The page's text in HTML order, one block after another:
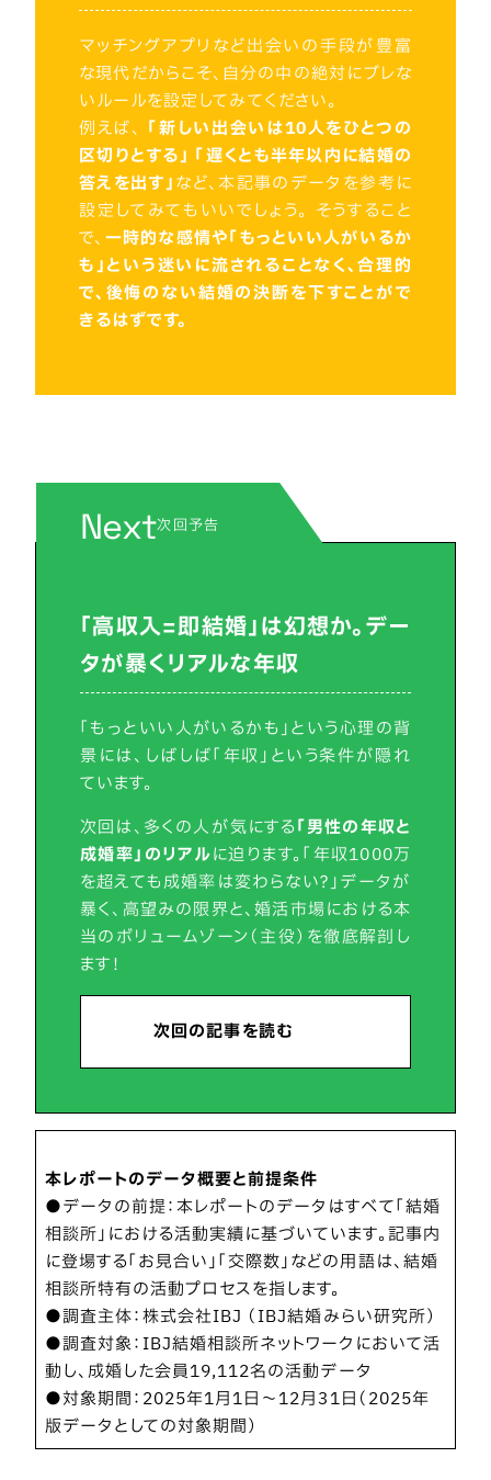
マッチングアプリなど出会いの手段が豊富
な現代だからこそ、自分の中の絶対にブレな
いルールを設定してみてください。
例えば、 「新しい出会いは10人をひとつの
区切りとする」 「遅くとも半年以内に結婚の
答えを出す」など、本記事のデータを参考に
設定してみてもいいでしょう。 そうすること
で、 一時的な感情や「もっといい人がいるか
も」という迷いに流されることなく、合理的
で、後悔のない結婚の決断を下すことがで
きるはずです。
Next次回予告
「高収入=即結婚」は幻想か。デー
タが暴くリアルな年収
「もっといい人がいるかも」という心理の背
景には、しばしば「年収」という条件が隠れ
ています。
次回は、多くの人が気にする「男性の年収と
成婚率」のリアルに迫ります。「年収1000万
を超えても成婚率は変わらない？」データが
暴く、高望みの限界と、婚活市場における本
当のボリュームゾーン（主役）を徹底解剖し
ます！
次回の記事を読む
本レポートのデータ概要と前提条件
●データの前提：本レポートのデータはすべて「結婚
相談所」における活動実績に基づいています。記事内
に登場する「お見合い」「交際数」などの用語は、結婚
相談所特有の活動プロセスを指します。
●調査主体：株式会社IBJ （IBJ結婚みらい研究所）
●調査対象：IBJ結婚相談所ネットワークにおいて活
動し、成婚した会員19,112名の活動データ
●対象期間：2025年1月1日～12月31日（2025年
版データとしての対象期間）